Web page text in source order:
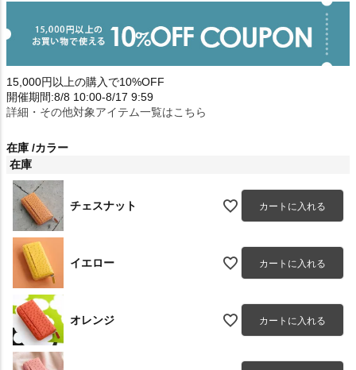
15,000円以上の購入で10%OFF
開催期間:8/8 10:00-8/17 9:59
詳細・その他対象アイテム一覧はこちら
在庫 カラー
在庫
チェスナット カートに入れる
イエロー カートに入れる
オレンジ カートに入れる